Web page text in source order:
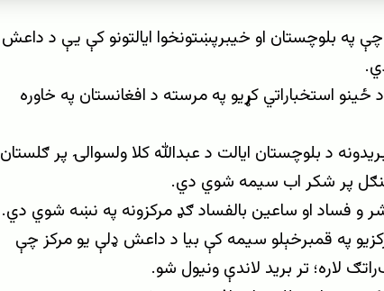
چې په بلوچستان او خیبرپښتونخوا ایالتونو کې یې د داعش
استخباراتي کړيو په مرسته د افغانستان په خاوره
د بلوچستان ایالت د عبدالله کلا ولسوالۍ پر ګلستان
پر شکر اب سیمه شوي دي.
شر و فساد او ساعین بالفساد ګډ مرکزونه په نښه شوي دي.
په قمبرخېلو سیمه کې بیا د داعش ډلې یو مرکز چې
لاره؛ تر برید لاندې ونیول شو.